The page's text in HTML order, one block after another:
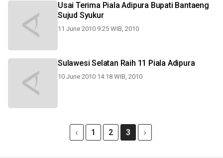
Usai Terima Piala Adipura Bupati Bantaeng
Sujud Syukur
11 June 2010 9:25 WIB, 2010
Sulawesi Selatan Raih 11 Piala Adipura
10 June 2010 14:18 WIB, 2010
1 2 3